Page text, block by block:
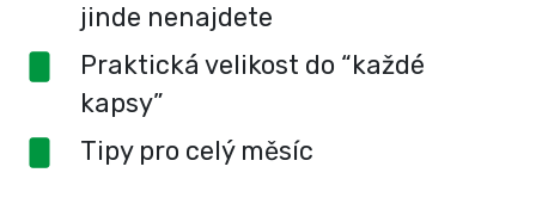
jinde nenajdete
Praktická velikost do “každé
kapsy”
Tipy pro celý měsíc